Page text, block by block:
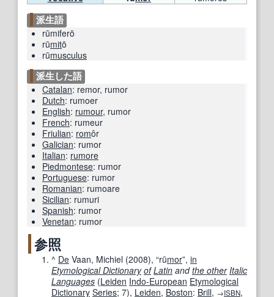
派生語
rūmiferō
rūmitō
rūmusculus
派生した語
Catalan: remor, rumor
Dutch: rumoer
English: rumour, rumor
French: rumeur
Friulian: romôr
Galician: rumor
Italian: rumore
Piedmontese: rumor
Portuguese: rumor
Romanian: rumoare
Sicilian: rumuri
Spanish: rumor
Venetan: rumor
参照
^ De Vaan, Michiel (2008), “rūmor”, in
Etymological Dictionary of Latin andthe other Italic
Languages (Leiden Indo-European Etymological
Dictionary Series; 7), Leiden, Boston: Brill, →ISBN,